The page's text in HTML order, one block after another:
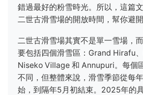
錯過最好的粉雪時光。所以，這篇
二世古滑雪場的開放時間，幫你避開
二世古滑雪場其實不是單一雪場，
要包括四個滑雪區：Grand Hirafu、
Niseko Village 和 Annupuri。每個
不同，但整體來說，滑雪季節從每
始，到隔年5月初結束。2025年的